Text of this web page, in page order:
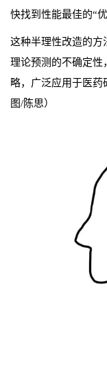
快找到性能最佳的“优
这种半理性改造的方
理论预测的不确定性
略，广泛应用于医
图/陈思）